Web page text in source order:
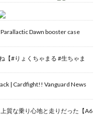
Dawn booster case
【#りょくちゃまる #生ちゃま
| Cardfight!! Vanguard News
質な乗り心地と走りだった【A6